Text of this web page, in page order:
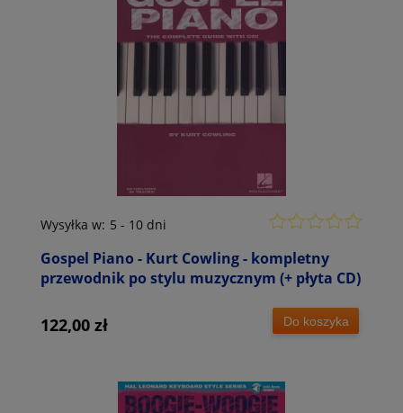
Gospel Piano - Kurt Cowling - kompletny
przewodnik po stylu muzycznym (+ płyta CD)
Wysyłka w: 5 - 10 dni
122,00 zł Do koszyka